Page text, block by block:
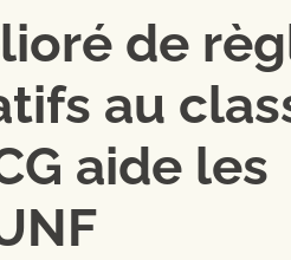
de
au
aide les